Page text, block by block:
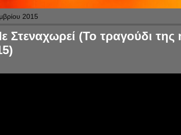
2015
Στεναχωρεί (Το τραγούδι της